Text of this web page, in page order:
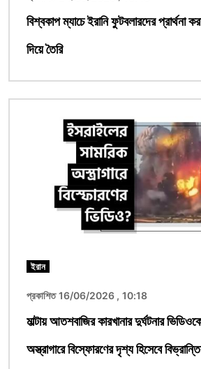
বিশ্বকাপ ম্যাচে ইরানি ফুটবলারদের প্রার্থনা
দিয়ে তৈরি
ইরান
প্রকাশিত 16/06/2026 , 10:18
মাল্টায় আতশবাজির কারখানার দুর্ঘটনার
অস্ত্রাগারে বিস্ফোরণের দৃশ্য হিসেবে